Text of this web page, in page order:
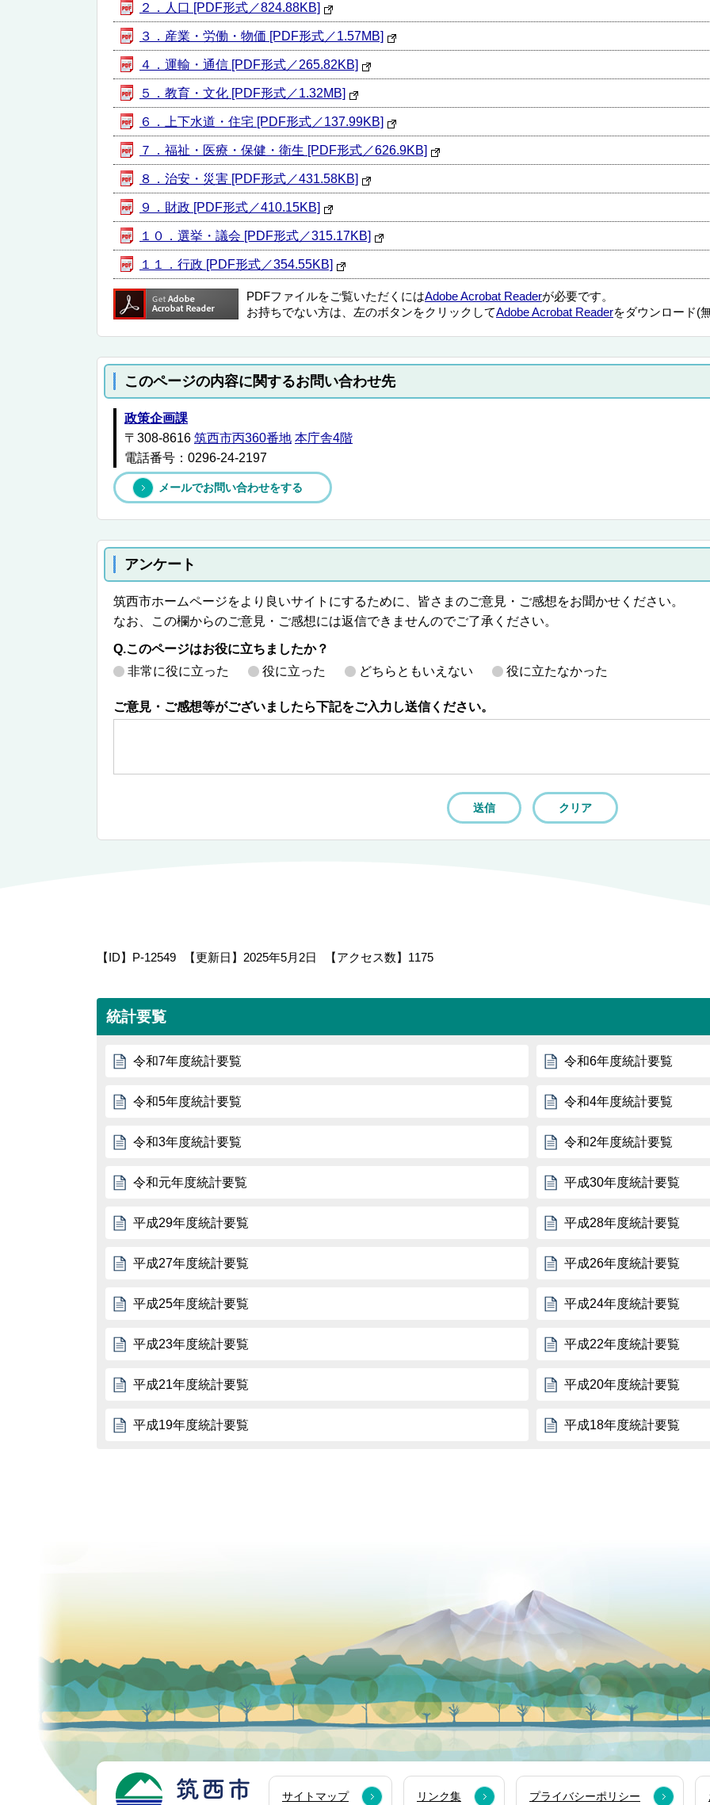
２．人口 [PDF形式／824.88KB]
３．産業・労働・物価 [PDF形式／1.57MB]
４．運輸・通信 [PDF形式／265.82KB]
５．教育・文化 [PDF形式／1.32MB]
６．上下水道・住宅 [PDF形式／137.99KB]
７．福祉・医療・保健・衛生 [PDF形式／626.9KB]
８．治安・災害 [PDF形式／431.58KB]
９．財政 [PDF形式／410.15KB]
１０．選挙・議会 [PDF形式／315.17KB]
１１．行政 [PDF形式／354.55KB]
PDFファイルをご覧いただくにはAdobe Acrobat Readerが必要です。
お持ちでない方は、左のボタンをクリックしてAdobe Acrobat Readerをダウンロード(
このページの内容に関するお問い合わせ先
政策企画課
〒308-8616 筑西市丙360番地 本庁舎4階
電話番号：0296-24-2197
メールでお問い合わせをする
アンケート
筑西市ホームページをより良いサイトにするために、皆さまのご意見・ご感想をお聞かせください。
なお、この欄からのご意見・ご感想には返信できませんのでご了承ください。
Q.このページはお役に立ちましたか？
非常に役に立った
役に立った どちらともいえない 役に立たなかった
ご意見・ご感想等がございましたら下記をご入力し送信ください。
【ID】 P-12549 【更新日】 2025年5月2日 【アクセス数】 1175
統計要覧
令和7年度統計要覧 令和6年度統計要覧
令和5年度統計要覧 令和4年度統計要覧
令和3年度統計要覧 令和2年度統計要覧
令和元年度統計要覧 平成30年度統計要覧
平成29年度統計要覧 平成28年度統計要覧
平成27年度統計要覧 平成26年度統計要覧
平成25年度統計要覧 平成24年度統計要覧
平成23年度統計要覧 平成22年度統計要覧
平成21年度統計要覧 平成20年度統計要覧
平成19年度統計要覧 平成18年度統計要覧
サイトマップ リンク集 プライバシーポリシー